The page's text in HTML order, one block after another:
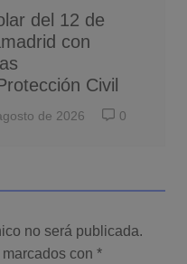
del 12 de
con
Civil
de 2026 0
no será publicada.
con *